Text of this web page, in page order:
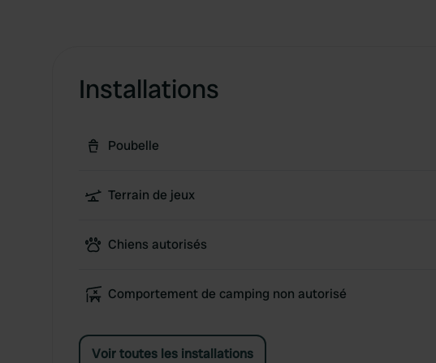
Installations
Poubelle
Terrain de jeux
Chiens autorisés
Comportement de camping non autorisé
Voir toutes les installations